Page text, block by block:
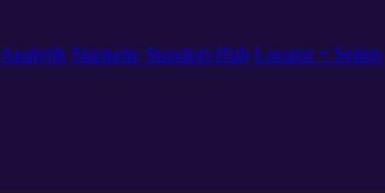
Analytik Startseite Standort-Hub Locator + Seiten